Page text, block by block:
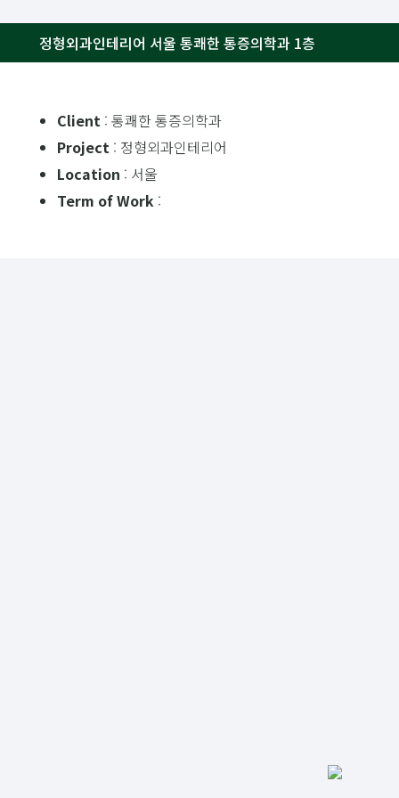
정형외과인테리어 서울 통쾌한 통증의학과 1층
Client : 통쾌한 통증의학과
Project : 정형외과인테리어
Location : 서울
Term of Work :